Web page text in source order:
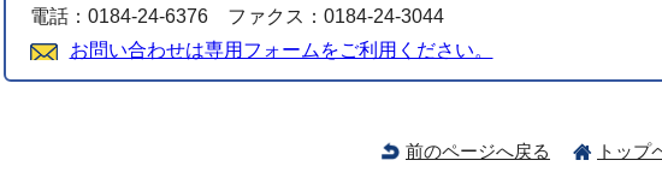
電話：0184-24-6376 ファクス：0184-24-3044
お問い合わせは専用フォームをご利用ください。
前のページへ戻る トップ